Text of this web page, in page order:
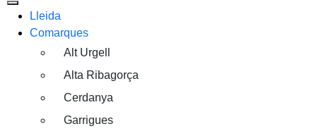
Lleida
Comarques
Alt Urgell
Alta Ribagorça
Cerdanya
Garrigues